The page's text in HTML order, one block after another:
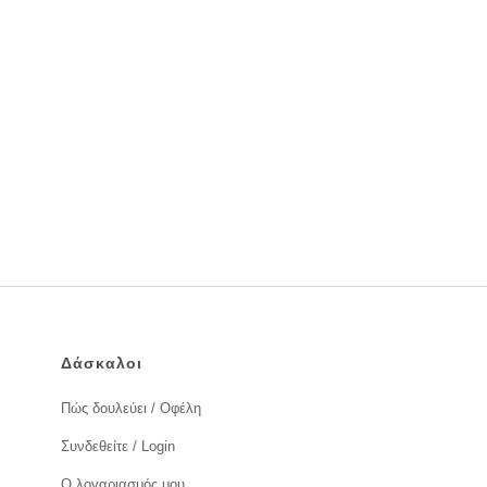
Δάσκαλοι
Πώς δουλεύει / Οφέλη
Συνδεθείτε / Login